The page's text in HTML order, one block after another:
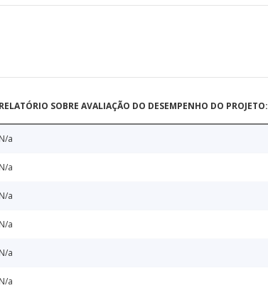
RELATÓRIO SOBRE AVALIAÇÃO DO DESEMPENHO DO PROJETO:
N/a
N/a
N/a
N/a
N/a
N/a